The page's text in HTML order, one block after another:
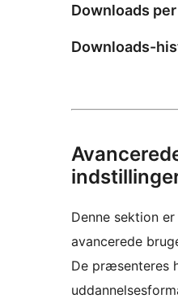
Downloads
Downloads-
Denne sektion
avancerede
De præsenteres